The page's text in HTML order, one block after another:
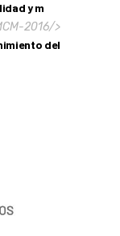
y m
2016/>
del